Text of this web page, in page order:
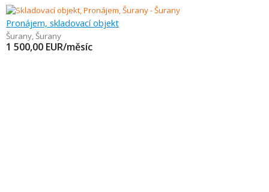
Pronájem, skladovací objekt
Šurany,Šurany
1 500,00 EUR/měsíc